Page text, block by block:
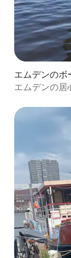
エムデンのボ
エムデンの居